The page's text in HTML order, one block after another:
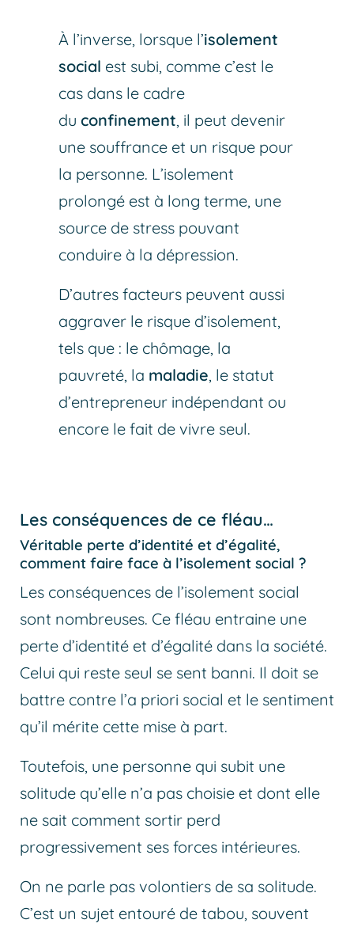
À l’inverse, lorsque l’isolement
social est subi, comme c’est le
cas dans le cadre
du confinement, il peut devenir
une souffrance et un risque pour
la personne. L’isolement
prolongé est à long terme, une
source de stress pouvant
conduire à la dépression.
D’autres facteurs peuvent aussi
aggraver le risque d’isolement,
tels que : le chômage, la
pauvreté, la maladie, le statut
d’entrepreneur indépendant ou
encore le fait de vivre seul.
Les conséquences de ce fléau…
Véritable perte d’identité et d’égalité,
comment faire face à l’isolement social ?
Les conséquences de l’isolement social
sont nombreuses. Ce fléau entraine une
perte d’identité et d’égalité dans la société.
Celui qui reste seul se sent banni. Il doit se
battre contre l’a priori social et le sentiment
qu’il mérite cette mise à part.
Toutefois, une personne qui subit une
solitude qu’elle n’a pas choisie et dont elle
ne sait comment sortir perd
progressivement ses forces intérieures.
On ne parle pas volontiers de sa solitude.
C’est un sujet entouré de tabou, souvent